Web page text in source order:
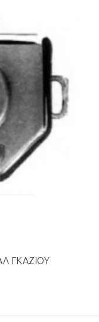
ΓΚΑΖΙΟΎ